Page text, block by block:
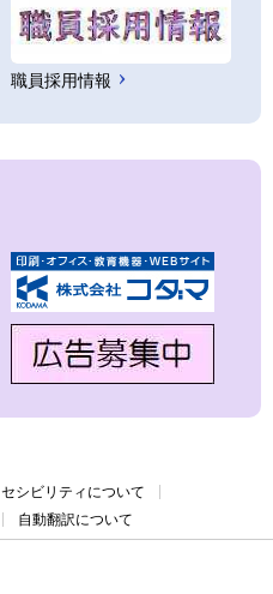
職員採用情報
シビリティについて
自動翻訳について